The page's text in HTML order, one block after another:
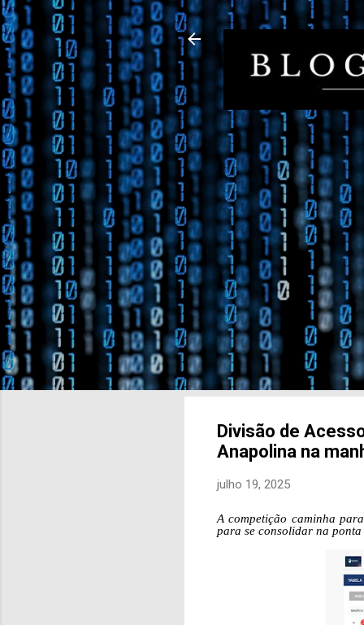
Divisão de
Anapolina na
julho 19, 2025
A competição caminha
para se consolidar na ponta